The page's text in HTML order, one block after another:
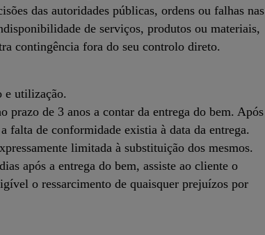
das autoridades públicas, ordens ou falhas nas
de serviços, produtos ou materiais,
contingência fora do seu controlo direto.
e utilização.
de 3 anos a contar da entrega do bem. Após
falta de conformidade existia à data da entrega.
limitada à substituição dos mesmos.
após a entrega do bem, assiste ao cliente o
o ressarcimento de quaisquer prejuízos por